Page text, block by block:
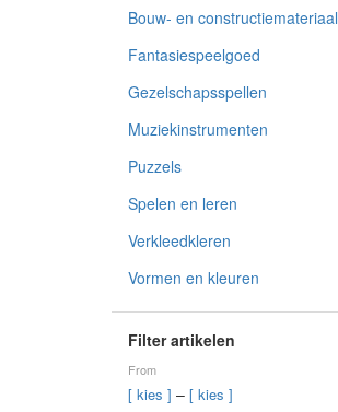
Bouw- en constructiemateriaal
Fantasiespeelgoed
Gezelschapsspellen
Muziekinstrumenten
Puzzels
Spelen en leren
Verkleedkleren
Vormen en kleuren
Filter artikelen
From
[ kies ] – [ kies ]